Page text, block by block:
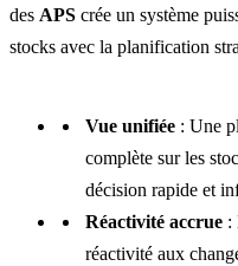
des APS crée un système
stocks avec la planification
Vue unifiée : Une
complète sur les
décision rapide et
Réactivité accrue :
réactivité aux